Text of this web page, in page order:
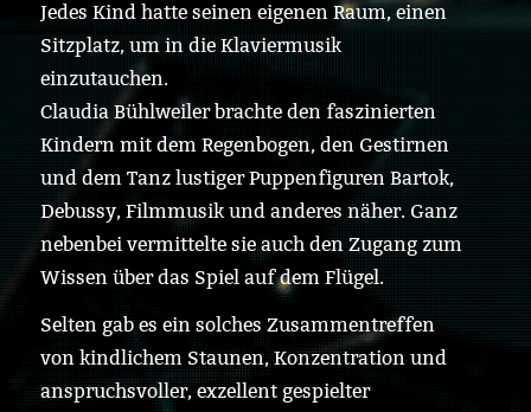
Jedes Kind hatte seinen eigenen Raum, einen
Sitzplatz, um in die Klaviermusik
einzutauchen.
Claudia Bühlweiler brachte den faszinierten
Kindern mit dem Regenbogen, den Gestirnen
und dem Tanz lustiger Puppenfiguren Bartok,
Debussy, Filmmusik und anderes näher. Ganz
nebenbei vermittelte sie auch den Zugang zum
Wissen über das Spiel auf dem Flügel.
Selten gab es ein solches Zusammentreffen
von kindlichem Staunen, Konzentration und
anspruchsvoller, exzellent gespielter